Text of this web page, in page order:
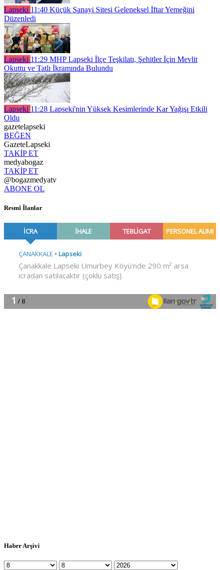
Lapseki 11:40 Küçük Sanayi Sitesi Geleneksel İftar Yemeğini
Düzenledi
Lapseki 11:29 MHP Lapseki İlçe Teşkilatı, Şehitler İçin Mevlit
Okuttu ve Tatlı İkramında Bulundu
Lapseki 11:28 Lapseki'nin Yüksek Kesimlerinde Kar Yağışı Etkili
Oldu
gazetelapseki
BEĞEN
GazeteLapseki
TAKİP ET
medyabogaz
TAKİP ET
@bogazmedyatv
ABONE OL
Resmî İlanlar
Haber Arşivi